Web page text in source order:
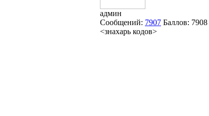
админ
Сообщений: 7907 Баллов: 7908
<знахарь кодов>